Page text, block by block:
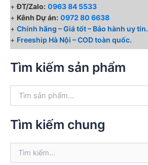
+ĐT/Zalo: 0963 84 5533
+ Kênh Dự án: 0972 80 6638
+ Chính hãng – Giá tốt – Bảo hành uy tín.
+ Freeship Hà Nội – COD toàn quốc.
Tìm kiếm sản phẩm
k
:
Tìm kiếm chung